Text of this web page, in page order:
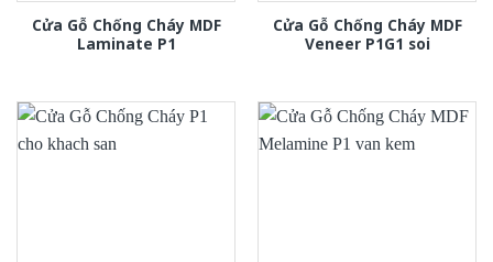
Cửa Gỗ Chống Cháy MDF
Laminate P1
Cửa Gỗ Chống Cháy MDF
Veneer P1G1 soi